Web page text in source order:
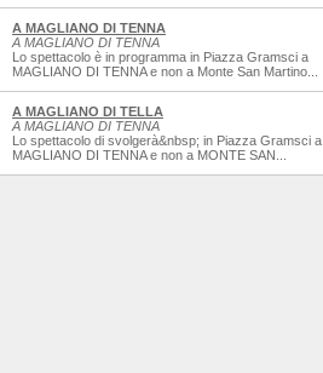
A MAGLIANO DI TENNA
A MAGLIANO DI TENNA
Lo spettacolo è in programma in Piazza Gramsci a
MAGLIANO DI TENNA e non a Monte San Martino...
A MAGLIANO DI TELLA
A MAGLIANO DI TENNA
Lo spettacolo di svolgerà&nbsp; in Piazza Gramsci a
MAGLIANO DI TENNA e non a MONTE SAN...